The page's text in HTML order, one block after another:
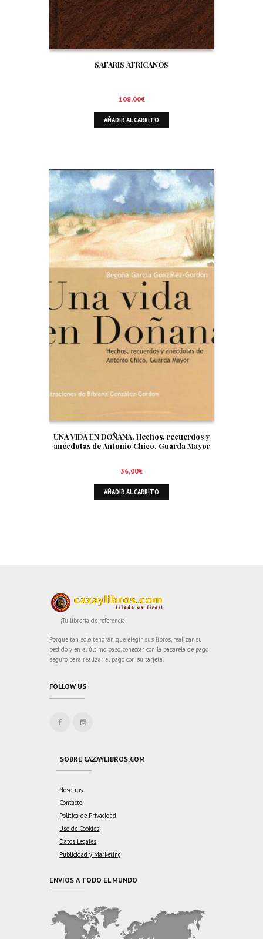
SAFARIS AFRICANOS
108,00€
AÑADIR AL CARRITO
UNA VIDA EN DOÑANA. Hechos, recuerdos y
anécdotas de Antonio Chico. Guarda Mayor
36,00€
AÑADIR AL CARRITO
¡Tu librería de referencia!
Porque tan solo tendrán que elegir sus libros, realizar su
pedido y en el último paso, conectar con la pasarela de pago
seguro para realizar el pago con su tarjeta.
FOLLOW US
SOBRE CAZAYLIBROS.COM
Nosotros
Contacto
Política de Privacidad
Uso de Cookies
Datos Legales
Publicidad y Marketing
ENVÍOS A TODO EL MUNDO